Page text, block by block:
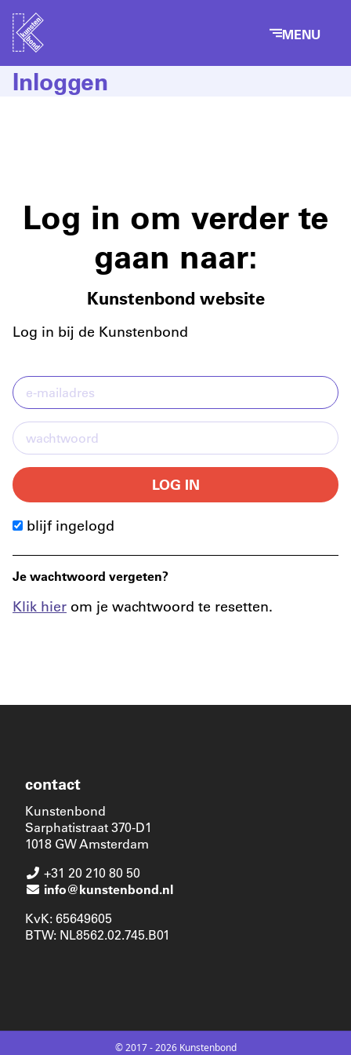
MENU
Inloggen
Log in om verder te
gaan naar:
Kunstenbond website
Log in bij de Kunstenbond
LOG IN
blijf ingelogd
Je wachtwoord vergeten?
Klik hier om je wachtwoord te resetten.
contact
Kunstenbond
Sarphatistraat 370-D1
1018 GW Amsterdam
+31 20 210 80 50
info@kunstenbond.nl
KvK: 65649605
BTW: NL8562.02.745.B01
© 2017 - 2026 Kunstenbond